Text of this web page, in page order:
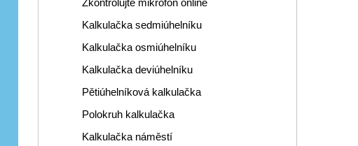
Zkontrolujte mikrofon online
Kalkulačka sedmiúhelníku
Kalkulačka osmiúhelníku
Kalkulačka deviúhelníku
Pětiúhelníková kalkulačka
Polokruh kalkulačka
Kalkulačka náměstí